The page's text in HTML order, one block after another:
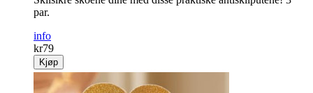
par.
info
kr79
Kjøp